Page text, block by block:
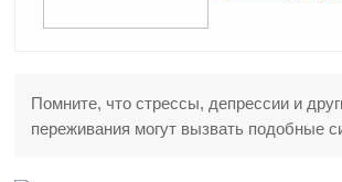
Помните, что стрессы, депрессии и
переживания могут вызвать подобные